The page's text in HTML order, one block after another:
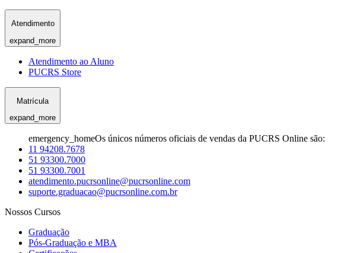
Atendimento
expand_more
Atendimento ao Aluno
PUCRS Store
Matrícula
expand_more
emergency_homeOs únicos números oficiais de vendas da PUCRS Online são:
11 94208.7678
51 93300.7000
51 93300.7001
atendimento.pucrsonline@pucrsonline.com
suporte.graduacao@pucrsonline.com.br
Nossos Cursos
Graduação
Pós-Graduação e MBA